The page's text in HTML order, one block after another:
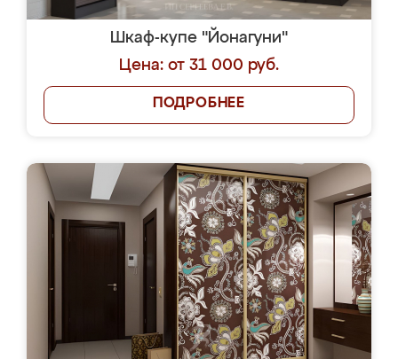
Шкаф-купе "Йонагуни"
Цена: от 31 000 руб.
ПОДРОБНЕЕ